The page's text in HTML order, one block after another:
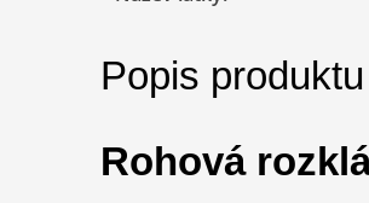
Popis produktu
Rohová